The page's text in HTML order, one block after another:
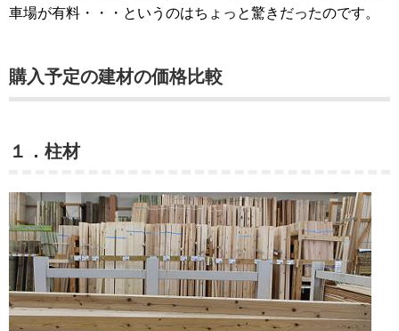
車場が有料・・・というのはちょっと驚きだったのです。
購入予定の建材の価格比較
１．柱材